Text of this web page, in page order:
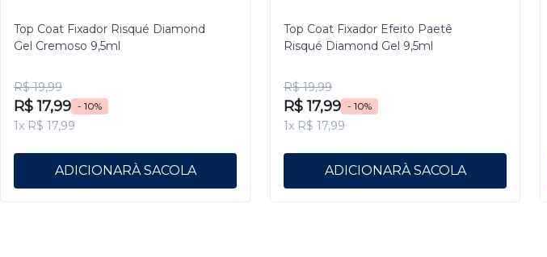
Top Coat Fixador Risqué Diamond
Gel Cremoso 9,5ml
R$ 19,99
R$ 17,99 - 10%
1x R$ 17,99
ADICIONAR
Top Coat Fixador Efeito Paetê
Risqué Diamond Gel 9,5ml
R$ 19,99
R$ 17,99 - 10%
1x R$ 17,99
ADICIONAR